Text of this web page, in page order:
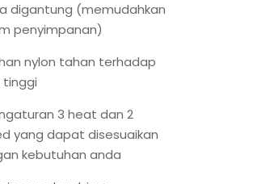
digantung (memudahkan
penyimpanan)
nylon tahan terhadap
tinggi
3 heat dan 2
yang dapat disesuaikan
kebutuhan anda